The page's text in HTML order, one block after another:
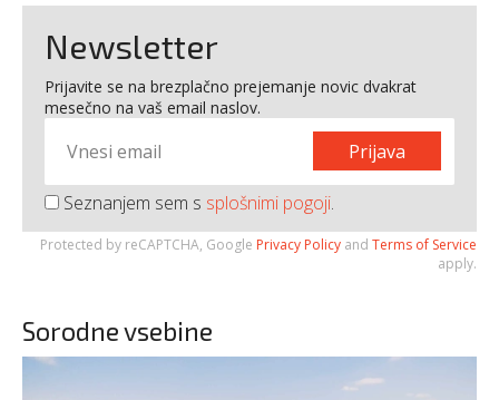
Newsletter
Prijavite se na brezplačno prejemanje novic dvakrat
mesečno na vaš email naslov.
Prijava
Seznanjem sem s splošnimi pogoji.
Protected by reCAPTCHA, Google Privacy Policy and Terms of Service
apply.
Sorodne vsebine